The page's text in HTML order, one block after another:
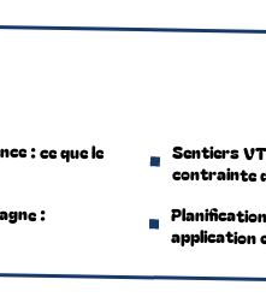
: ce que le
:
Sentiers
contrainte
application